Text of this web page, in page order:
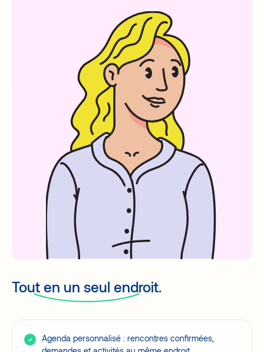
Tout en un seul endroit.
Agenda personnalisé : rencontres confirmées,